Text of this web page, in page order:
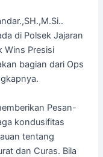
di Polsek Jajaran
Wins Presisi
bagian dari Ops
Pesan-
kondusifitas
tentang
dan Curas. Bila